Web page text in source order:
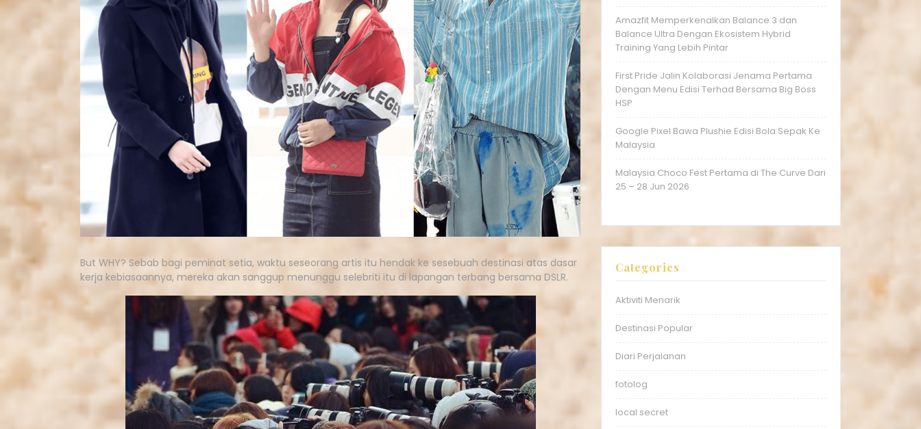
But WHY? Sebab bagi peminat setia, waktu seseorang artis itu hendak ke sesebuah destinasi atas dasar
kerja kebiasaannya, mereka akan sanggup menunggu selebriti itu di lapangan terbang bersama DSLR.
Amazfit Memperkenalkan Balance 3 dan
Balance Ultra Dengan Ekosistem Hybrid
Training Yang Lebih Pintar
First Pride Jalin Kolaborasi Jenama Pertama
Dengan Menu Edisi Terhad Bersama Big Boss
HSP
Google Pixel Bawa Plushie Edisi Bola Sepak Ke
Malaysia
Malaysia Choco Fest Pertama di The Curve Dari
25 – 28 Jun 2026
Categories
Aktiviti Menarik
Destinasi Popular
Diari Perjalanan
fotolog
local secret